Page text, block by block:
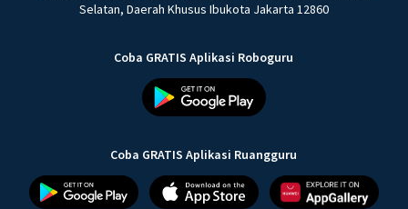
Selatan, Daerah Khusus Ibukota Jakarta 12860
Coba GRATIS Aplikasi Roboguru
Coba GRATIS Aplikasi Ruangguru